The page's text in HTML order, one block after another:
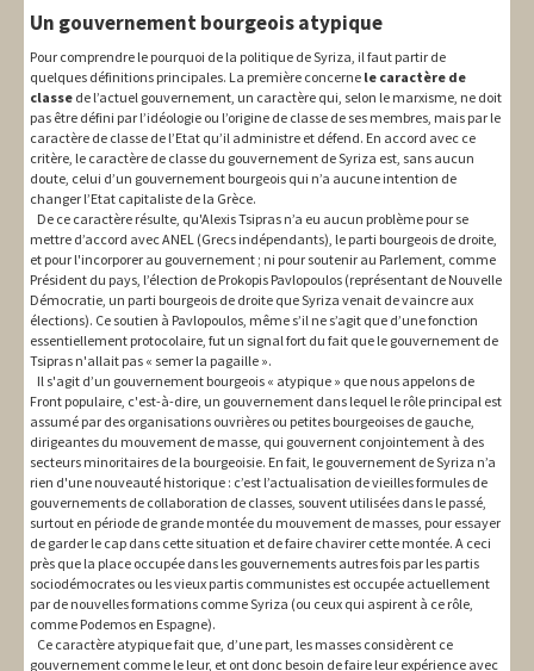
Un gouvernement bourgeois atypique
Pour comprendre le pourquoi de la politique de Syriza, il faut partir de
quelques définitions principales. La première concerne le caractère de
classe de l’actuel gouvernement, un caractère qui, selon le marxisme, ne doit
pas être défini par l’idéologie ou l’origine de classe de ses membres, mais par le
caractère de classe de l’Etat qu’il administre et défend. En accord avec ce
critère, le caractère de classe du gouvernement de Syriza est, sans aucun
doute, celui d’un gouvernement bourgeois qui n’a aucune intention de
changer l’Etat capitaliste de la Grèce.
De ce caractère résulte, qu'Alexis Tsipras n’a eu aucun problème pour se
mettre d’accord avec ANEL (Grecs indépendants), le parti bourgeois de droite,
et pour l'incorporer au gouvernement ; ni pour soutenir au Parlement, comme
Président du pays, l’élection de Prokopis Pavlopoulos (représentant de Nouvelle
Démocratie, un parti bourgeois de droite que Syriza venait de vaincre aux
élections). Ce soutien à Pavlopoulos, même s’il ne s’agit que d’une fonction
essentiellement protocolaire, fut un signal fort du fait que le gouvernement de
Tsipras n'allait pas « semer la pagaille ».
Il s'agit d’un gouvernement bourgeois « atypique » que nous appelons de
Front populaire, c'est-à-dire, un gouvernement dans lequel le rôle principal est
assumé par des organisations ouvrières ou petites bourgeoises de gauche,
dirigeantes du mouvement de masse, qui gouvernent conjointement à des
secteurs minoritaires de la bourgeoisie. En fait, le gouvernement de Syriza n’a
rien d'une nouveauté historique : c’est l’actualisation de vieilles formules de
gouvernements de collaboration de classes, souvent utilisées dans le passé,
surtout en période de grande montée du mouvement de masses, pour essayer
de garder le cap dans cette situation et de faire chavirer cette montée. A ceci
près que la place occupée dans les gouvernements autres fois par les partis
sociodémocrates ou les vieux partis communistes est occupée actuellement
par de nouvelles formations comme Syriza (ou ceux qui aspirent à ce rôle,
comme Podemos en Espagne).
Ce caractère atypique fait que, d’une part, les masses considèrent ce
gouvernement comme le leur, et ont donc besoin de faire leur expérience avec